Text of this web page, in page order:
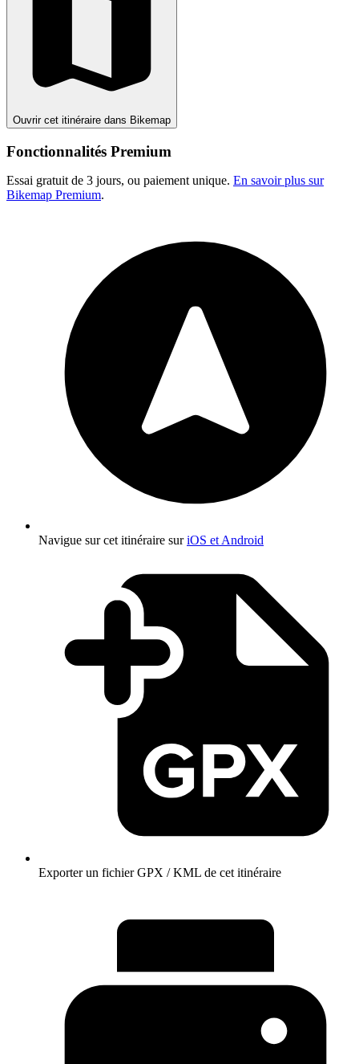
Ouvrir cet itinéraire dans Bikemap
Fonctionnalités Premium
Essai gratuit de 3 jours, ou paiement unique. En savoir plus sur
Bikemap Premium.
Navigue sur cet itinéraire suriOS et Android
Exporter un fichier GPX / KML de cet itinéraire